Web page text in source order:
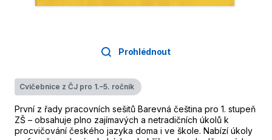
Prohlédnout
Cvičebnice z ČJ pro 1.–5. ročník
První z řady pracovních sešitů Barevná čeština pro 1. stupeň
ZŠ – obsahuje plno zajímavých a netradičních úkolů k
procvičování českého jazyka doma i ve škole. Nabízí úkoly